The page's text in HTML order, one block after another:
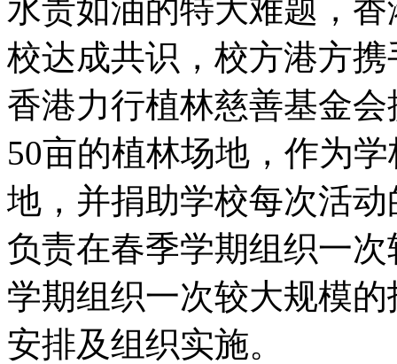
水贵如油的特大难题，
校达成共识，校方港方
香港力行植林慈善基金
50亩的植林场地，作为
地，并捐助学校每次活
负责在春季学期组织一
学期组织一次较大规模
安排及组织实施。